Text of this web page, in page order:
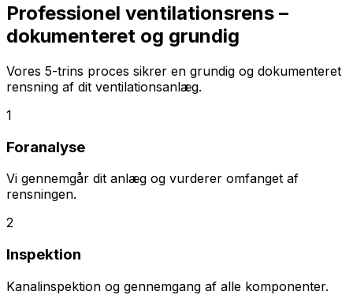
Professionel ventilationsrens –
dokumenteret og grundig
Vores 5-trins proces sikrer en grundig og dokumenteret
rensning af dit ventilationsanlæg.
1
Foranalyse
Vi gennemgår dit anlæg og vurderer omfanget af
rensningen.
2
Inspektion
Kanalinspektion og gennemgang af alle komponenter.